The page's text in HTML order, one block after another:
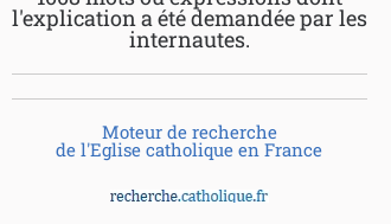
l'explication a été demandée par les
internautes.
Moteur de recherche
de l'Eglise catholique en France